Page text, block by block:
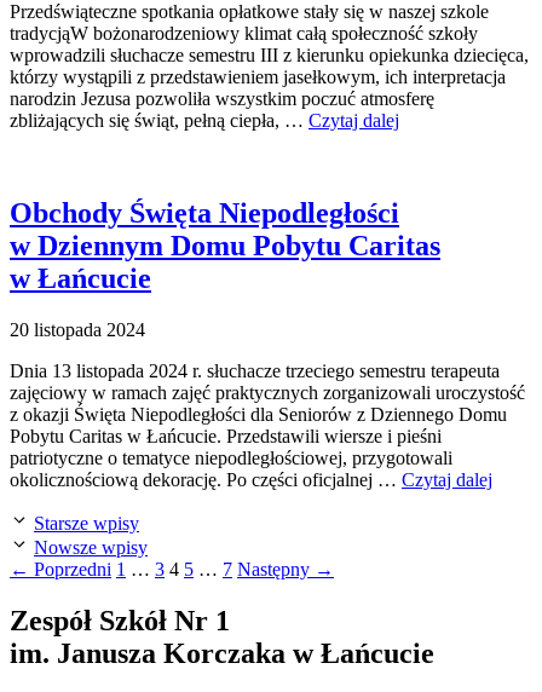
Przedświąteczne spotkania opłatkowe stały się w naszej szkole
tradycjąW bożonarodzeniowy klimat całą społeczność szkoły
wprowadzili słuchacze semestru III z kierunku opiekunka dziecięca,
którzy wystąpili z przedstawieniem jasełkowym, ich interpretacja
narodzin Jezusa pozwoliła wszystkim poczuć atmosferę
zbliżających się świąt, pełną ciepła, … Czytaj dalej
Obchody Święta Niepodległości
w Dziennym Domu Pobytu Caritas
w Łańcucie
20 listopada 2024
Dnia 13 listopada 2024 r. słuchacze trzeciego semestru terapeuta
zajęciowy w ramach zajęć praktycznych zorganizowali uroczystość
z okazji Święta Niepodległości dla Seniorów z Dziennego Domu
Pobytu Caritas w Łańcucie. Przedstawili wiersze i pieśni
patriotyczne o tematyce niepodległościowej, przygotowali
okolicznościową dekorację. Po części oficjalnej … Czytaj dalej
Starsze wpisy
Nowsze wpisy
← Poprzedni Strona
1 … Strona
3 Strona
4 Strona
5 … Strona
7 Następny →
Zespół Szkół Nr 1
im. Janusza Korczaka w Łańcucie